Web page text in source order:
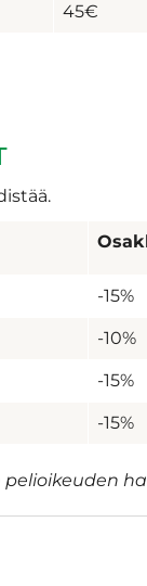
45€
-15%
-10%
-15%
-15%
pelioikeuden